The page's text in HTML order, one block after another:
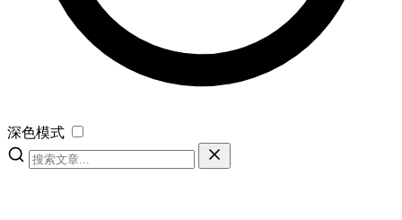
深色模式